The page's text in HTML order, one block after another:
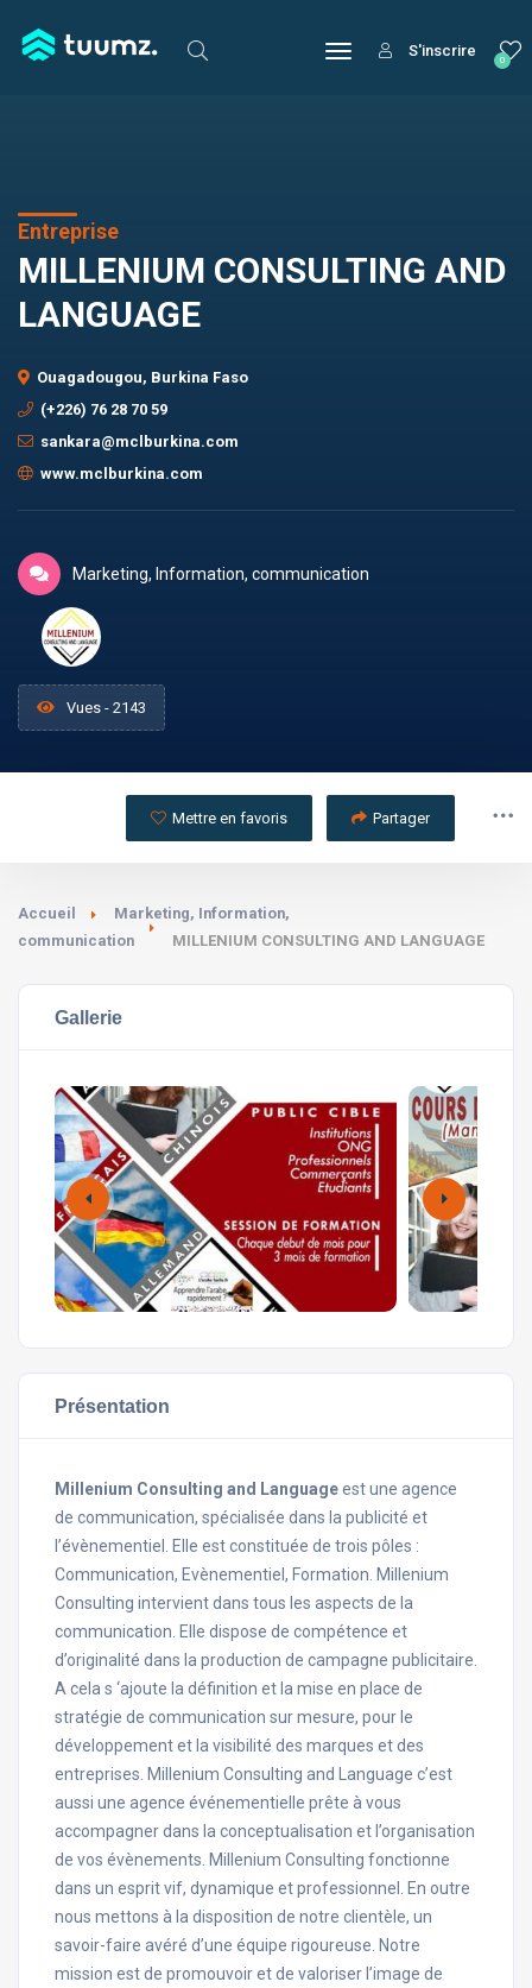
0
S'inscrire
Entreprise
MILLENIUM CONSULTING AND
LANGUAGE
Ouagadougou, Burkina Faso
(+226) 76 28 70 59
sankara@mclburkina.com
www.mclburkina.com
Marketing, Information, communication
Vues - 2143
Mettre en favoris Partager
Accueil
Marketing, Information,
communication
MILLENIUM CONSULTING AND LANGUAGE
Gallerie
Présentation
Millenium Consulting and Languageest une agence
de communication, spécialisée dans la publicité et
l’évènementiel. Elle est constituée de trois pôles :
Communication, Evènementiel, Formation. Millenium
Consulting intervient dans tous les aspects de la
communication. Elle dispose de compétence et
d’originalité dans la production de campagne publicitaire.
A cela s ‘ajoute la définition et la mise en place de
stratégie de communication sur mesure, pour le
développement et la visibilité des marques et des
entreprises. Millenium Consulting and Language c’est
aussi une agence événementielle prête à vous
accompagner dans la conceptualisation et l’organisation
de vos évènements. Millenium Consulting fonctionne
dans un esprit vif, dynamique et professionnel. En outre
nous mettons à la disposition de notre clientèle, un
savoir-faire avéré d’une équipe rigoureuse. Notre
mission est de promouvoir et de valoriser l’image de